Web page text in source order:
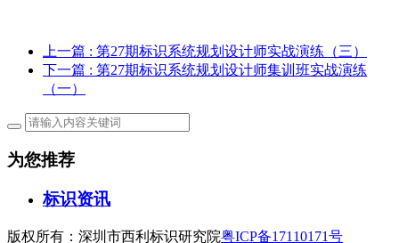
上一篇 : 第27期标识系统规划设计师实战演练（三）
下一篇 : 第27期标识系统规划设计师集训班实战演练
（一）
为您推荐
标识资讯
版权所有：深圳市西利标识研究院粤ICP备17110171号